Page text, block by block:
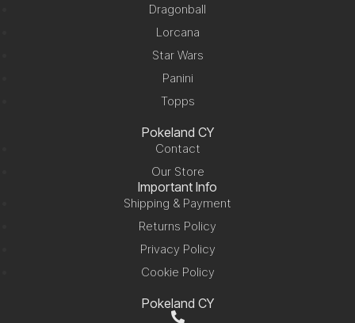
Dragonball
Lorcana
Star Wars
Panini
Topps
Pokeland CY
Contact
Our Store
Important Info
Shipping & Payment
Returns Policy
Privacy Policy
Cookie Policy
Pokeland CY